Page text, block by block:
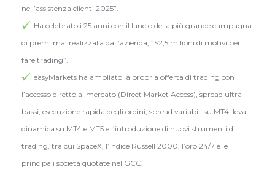
nell’assistenza clienti 2025”.
Ha celebrato i 25 anni con il lancio della più grande campagna
di premi mai realizzata dall’azienda, “$2,5 milioni di motivi per
fare trading”.
easyMarkets ha ampliato la propria offerta di trading con
l’accesso diretto al mercato (Direct Market Access), spread ultra-
bassi, esecuzione rapida degli ordini, spread variabili su MT4, leva
dinamica su MT4 e MT5 e l’introduzione di nuovi strumenti di
trading, tra cui SpaceX, l’indice Russell 2000, l’oro 24/7 e le
principali società quotate nel GCC.